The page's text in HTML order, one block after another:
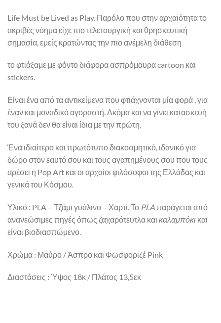
Life Must be Lived as Play. Παρόλο που στην αρχαιότητα το
ακριβές νόημα είχε πιο τελετουργική και θρησκευτική
σημασία, εμείς κρατώντας την πιο ανέμελη διάθεση
το φτιάξαμε με φόντο διάφορα ασπρόμαυρα cartoon και
stickers.
Είναι ένα από τα αντικείμενα που φτιάχνονται μία φορά , για
έναν και μοναδικό αγοραστή. Ακόμα και να γίνει κατασκευή
του ξανά δεν θα είναι ίδια με την πρώτη.
Ένα ιδιαίτερο και πρωτότυπο διακοσμητικό, ιδανικό για
δώρο στον εαυτό σου και τους αγαπημένους σου που τους
αρέσει η Pop Art και οι αρχαίοι φιλόσοφοι της Ελλάδας και
γενικά του Κόσμου.
Υλικό : PLA – Τζάμι γυάλινο – Χαρτί. Το PLAπαράγεται από
ανανεώσιμες πηγές όπως ζαχαρότευτλα και καλαμπόκι και
είναι βιοδιασπώμενο.
Χρώμα : Μαύρο / Άσπρο και Φωσφοριζέ Pink
Διαστάσεις : Ύψος 18κ / Πλάτος 13,5εκ